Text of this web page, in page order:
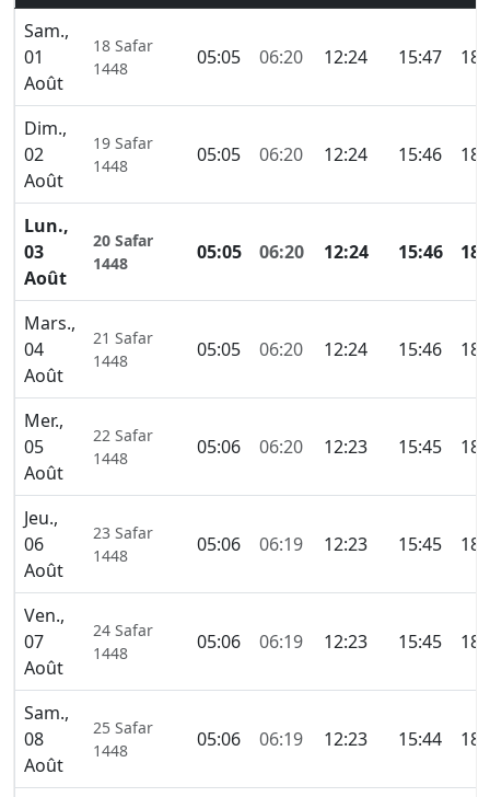
Sam.,
01
Août
18 Safar
1448
05:05 06:20 12:24 15:47
Dim.,
02
Août
19 Safar
1448
05:05 06:20 12:24 15:46
Lun.,
03
Août
20 Safar
1448
05:05 06:20 12:24 15:46
Mars.,
04
Août
21 Safar
1448
05:05 06:20 12:24 15:46
Mer.,
05
Août
22 Safar
1448
05:06 06:20 12:23 15:45
Jeu.,
06
Août
23 Safar
1448
05:06 06:19 12:23 15:45
Ven.,
07
Août
24 Safar
1448
05:06 06:19 12:23 15:45
Sam.,
08
Août
25 Safar
1448
05:06 06:19 12:23 15:44